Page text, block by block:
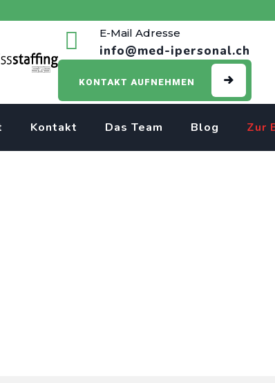
E-Mail Adresse
info@med-ipersonal.ch
KONTAKT AUFNEHMEN
Kontakt Das Team Blog Zur